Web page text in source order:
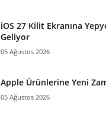
iOS 27 Kilit Ekranına
Geliyor
05 Ağustos 2026
Apple Ürünlerine Yeni
05 Ağustos 2026